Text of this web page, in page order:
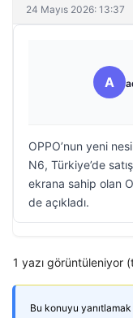
24 Mayıs 2026: 13:37
A
OPPO’nun yeni
N6, Türkiye’de
ekrana sahip olan
de açıkladı.
1 yazı görüntüleniyor
Bu konuyu yanıtlamak